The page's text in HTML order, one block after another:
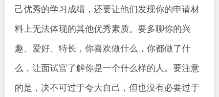
己优秀的学习成绩，还要让他们发现你的申请材
料上无法体现的其他优秀素质。要多聊你的兴
趣、爱好、特长，你喜欢做什么，你都做了什
么，让面试官了解你是一个什么样的人。要注意
的是，决不可过于夸大自己，但也没有必要过于